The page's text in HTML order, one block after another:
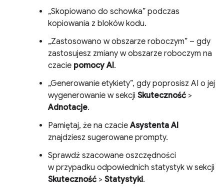
„Skopiowano do schowka” podczas
kopiowania z bloków kodu.
„Zastosowano w obszarze roboczym” – gdy
zastosujesz zmiany w obszarze roboczym na
czacie pomocy AI.
„Generowanie etykiety”, gdy poprosisz AI o jej
wygenerowanie w sekcji Skuteczność >
Adnotacje.
Pamiętaj, że na czacieAsystenta AI
znajdziesz sugerowane prompty.
Sprawdź szacowane oszczędności
w przypadku odpowiednich statystyk w sekcji
Skuteczność > Statystyki.